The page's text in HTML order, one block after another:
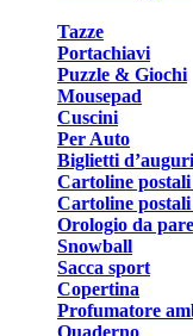
Tazze
Portachiavi
Puzzle & Giochi
Mousepad
Cuscini
Per Auto
Biglietti d’auguri
Cartoline postali
Cartoline postali
Orologio da
Snowball
Sacca sport
Copertina
Profumatore
Quaderno